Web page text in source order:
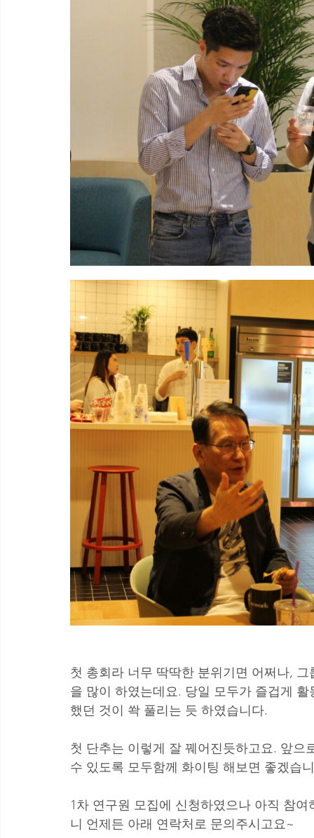
첫 총회라 너무 딱딱한 분위기면 어쩌나,
을 많이 하였는데요. 당일 모두가 즐겁게
했던 것이 쏵 풀리는 듯 하였습니다.
첫 단추는 이렇게 잘 꿰어진듯하고요. 앞
수 있도록 모두함께 화이팅 해보면 좋겠습
1차 연구원 모집에 신청하였으나 아직 참
니 언제든 아래 연락처로 문의주시고요~